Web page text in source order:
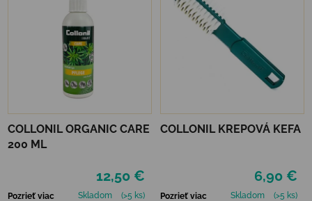
COLLONIL ORGANIC CARE
200 ML
12,50 €
Pozrieť viac Skladom (>5 ks)
COLLONIL KREPOVÁ KEFA
6,90 €
Pozrieť viac Skladom (>5 ks)